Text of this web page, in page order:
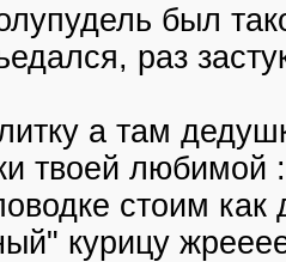
был
раз
а там
твоей любимой
стоим как
курицу